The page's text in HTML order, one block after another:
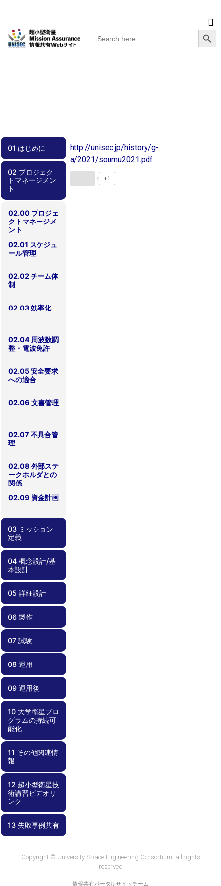
Search
for:
01 はじめに
01.00 はじめに
02 プロジェク
トマネージメン
ト
02.00 プロジェ
クトマネージメ
ント
02.01 スケジュ
ール管理
02.02 チーム体
制
02.03 効率化
02.04 周波数調
整・電波免許
02.05 安全要求
への適合
02.06 文書管理
02.07 不具合管
理
02.08 外部ステ
ークホルダとの
関係
02.09 資金計画
03 ミッション
定義
03.00 ミッショ
ン定義
03.01 実現性
03.02 サクセス
クライテリア
03.03 ミッショ
ンシナリオ
03.04 リスク管
理
04 概念設計/基
本設計
04.00 概念設
04.01 要求管理
04.02 過去のプ
04.03 安全要求
04.04 検証計
05 詳細設計
05.00 詳細設計
05.01 部品・コ
05.02 リスク管
05.03 死なない
05.04 過剰な保
05.05 設計変更
05.06 運用しや
05.07 試験しや
05.08 設計根拠
05.09 フライト
05.10 安全要求
06 製作
06.00 製作
06.01 品質管理
06.02 作業外注
06.03 安全要求
07 試験
07.00 試験
07.01 電磁適合
07.02 End-to-
07.03 電気的イ
試験
07.04 システム
07.05 End-to-
07.06 展開試験
07.07 フィット
07.08 熱試験
07.09 振動試験
07.10 試験コン
07.11 外部試験
07.12 試験結果
07.13 不具合対
07.14 衛星の保
07.15 安全要求
08 運用
08.00 運用
08.01 地上系準
08.02 運用計画
08.03 不具合対
09 運用後
09.00 運用後
09.01 レッスン
ズラーンド
09.02 記録化と
成果報告・公開
09.03 ノウハウ
共有
10 大学衛星プロ
グラムの持続可
能化
10.00 大学衛星
プログラムの持
10.01 プログラ
ムとしての視点
10.02 学内基盤
の強化
10.03 資金確保
10.04 外部連携
11 その他関連情
報
11.00 その他関
連情報
11.01 失敗事例
集
11.02 部品デー
タベース
12 超小型衛星技
術講習ビデオリ
ンク
12.00 超小型衛
12.01
12.02 工事中
13 失敗事例共有
共有
http://unisec.jp/history/g-
a/2021/soumu2021.pdf
+1
Copyright © University Space Engineering Consortium, all rights
reserved
情報共有ポータルサイトチーム